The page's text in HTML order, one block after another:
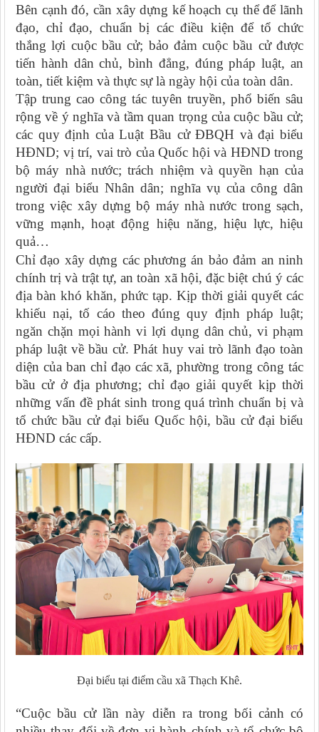
Bên cạnh đó, cần xây dựng kế hoạch cụ thể để lãnh
đạo, chỉ đạo, chuẩn bị các điều kiện để tổ chức
thắng lợi cuộc bầu cử; bảo đảm cuộc bầu cử được
tiến hành dân chủ, bình đẳng, đúng pháp luật, an
toàn, tiết kiệm và thực sự là ngày hội của toàn dân.
Tập trung cao công tác tuyên truyền, phổ biến sâu
rộng về ý nghĩa và tầm quan trọng của cuộc bầu cử;
các quy định của Luật Bầu cử ĐBQH và đại biểu
HĐND; vị trí, vai trò của Quốc hội và HĐND trong
bộ máy nhà nước; trách nhiệm và quyền hạn của
người đại biểu Nhân dân; nghĩa vụ của công dân
trong việc xây dựng bộ máy nhà nước trong sạch,
vững mạnh, hoạt động hiệu năng, hiệu lực, hiệu
quả…
Chỉ đạo xây dựng các phương án bảo đảm an ninh
chính trị và trật tự, an toàn xã hội, đặc biệt chú ý các
địa bàn khó khăn, phức tạp. Kịp thời giải quyết các
khiếu nại, tố cáo theo đúng quy định pháp luật;
ngăn chặn mọi hành vi lợi dụng dân chủ, vi phạm
pháp luật về bầu cử. Phát huy vai trò lãnh đạo toàn
diện của ban chỉ đạo các xã, phường trong công tác
bầu cử ở địa phương; chỉ đạo giải quyết kịp thời
những vấn đề phát sinh trong quá trình chuẩn bị và
tổ chức bầu cử đại biểu Quốc hội, bầu cử đại biểu
HĐND các cấp.
Đại biểu tại điểm cầu xã Thạch Khê.
“Cuộc bầu cử lần này diễn ra trong bối cảnh có